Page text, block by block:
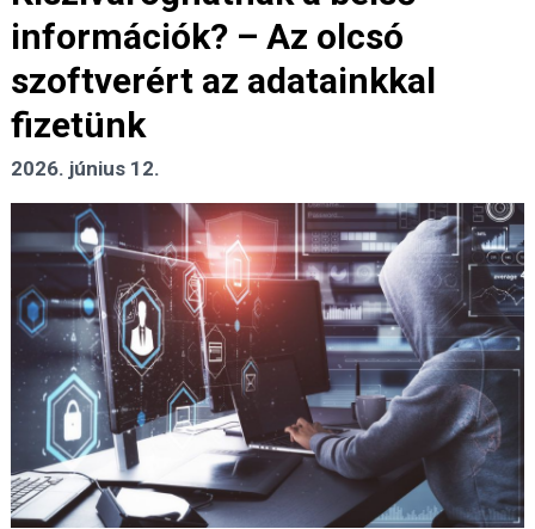
információk? – Az olcsó
szoftverért az adatainkkal
fizetünk
2026. június 12.